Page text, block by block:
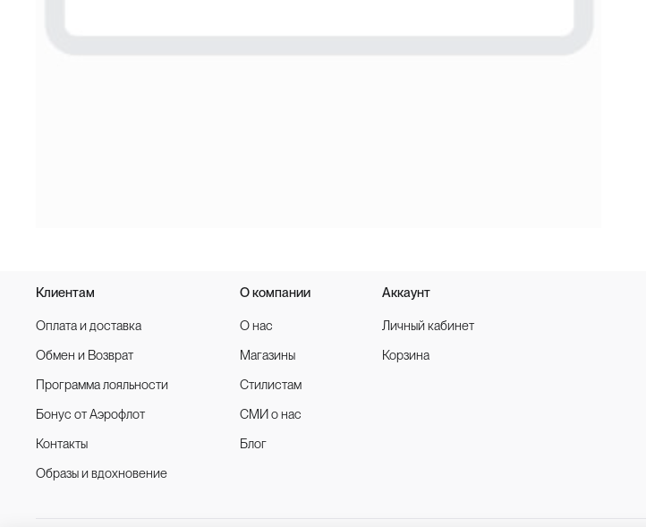
Клиентам
Оплата и доставка
Обмен и Возврат
Программа лояльности
Бонус от Аэрофлот
Контакты
Образы и вдохновение
О компании
О нас
Магазины
Стилистам
СМИ о нас
Блог
Аккаунт
Личный кабинет
Корзина